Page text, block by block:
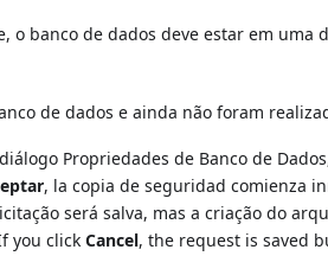
banco de dados deve estar em uma
de dados e ainda não foram
Propriedades de Banco de
, la copia de seguridad comienza
será salva, mas a criação do
you clickCancel, the request is saved